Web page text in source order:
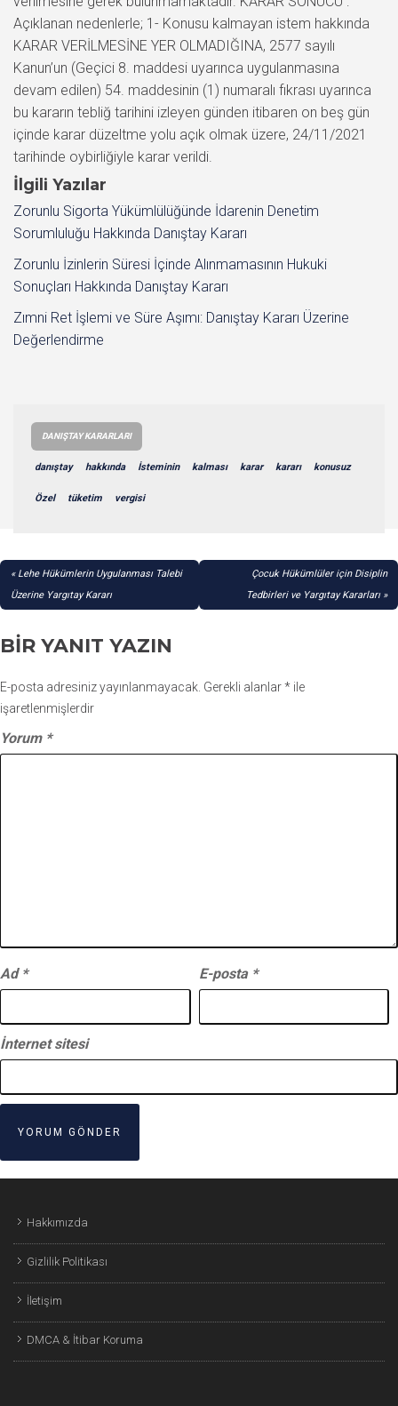
Açıklanan nedenlerle; 1- Konusu kalmayan istem hakkında
KARAR VERİLMESİNE YER OLMADIĞINA, 2577 sayılı
Kanun’un (Geçici 8. maddesi uyarınca uygulanmasına
devam edilen) 54. maddesinin (1) numaralı fıkrası uyarınca
bu kararın tebliğ tarihini izleyen günden itibaren on beş gün
içinde karar düzeltme yolu açık olmak üzere, 24/11/2021
tarihinde oybirliğiyle karar verildi.
İlgili Yazılar
Zorunlu Sigorta Yükümlülüğünde İdarenin Denetim
Sorumluluğu Hakkında Danıştay Kararı
Zorunlu İzinlerin Süresi İçinde Alınmamasının Hukuki
Sonuçları Hakkında Danıştay Kararı
Zımni Ret İşlemi ve Süre Aşımı: Danıştay Kararı Üzerine
Değerlendirme
DANIŞTAY KARARLARI
danıştay hakkında İsteminin kalması karar kararı konusuz
Özel tüketim vergisi
YAZI
GEZINMESI
Lehe Hükümlerin Uygulanması Talebi
Üzerine Yargıtay Kararı
Çocuk Hükümlüler için Disiplin
Tedbirleri ve Yargıtay Kararları
BIR YANIT YAZIN
E-posta adresiniz yayınlanmayacak. Gerekli alanlar* ile
işaretlenmişlerdir
Yorum *
Ad * E-posta *
İnternet sitesi
Hakkımızda
Gizlilik Politikası
İletişim
DMCA & İtibar Koruma